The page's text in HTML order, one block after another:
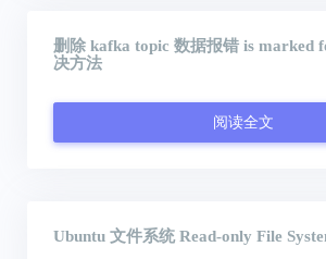
删除 kafka topic 数据报错 is marked
决方法
阅读全文
Ubuntu 文件系统 Read-only File